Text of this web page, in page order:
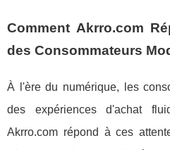
Comment Akrro.com
des Consommateurs
À l'ère du numérique, les
des expériences d'achat
Akrro.com répond à ces